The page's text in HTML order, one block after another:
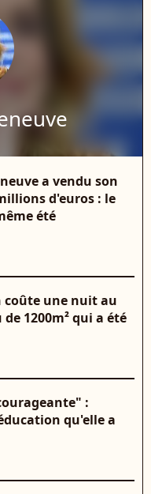
a vendu son
d'euros : le
été
coûte une nuit au
1200m² qui a été
:
qu'elle a